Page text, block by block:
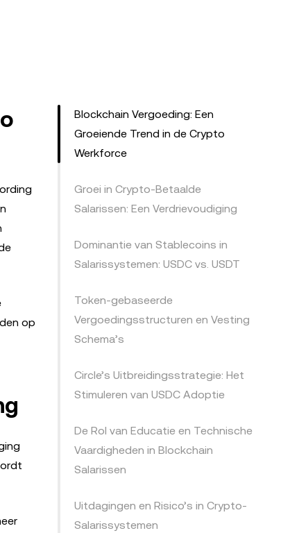
op
Blockchain Vergoeding: Een
Groeiende Trend in de Crypto
Werkforce
Groei in Crypto-Betaalde
Salarissen: Een Verdrievoudiging
Dominantie van Stablecoins in
Salarissystemen: USDC vs. USDT
Token-gebaseerde
Vergoedingsstructuren en Vesting
Schema’s
Circle’s Uitbreidingsstrategie: Het
Stimuleren van USDC Adoptie
De Rol van Educatie en Technische
Vaardigheden in Blockchain
Salarissen
Uitdagingen en Risico’s in Crypto-
Salarissystemen